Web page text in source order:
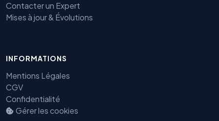
Contacter un Expert
Mises à jour & Évolutions
INFORMATIONS
Mentions Légales
CGV
Confidentialité
Gérer les cookies